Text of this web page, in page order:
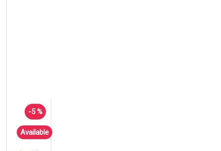
-5 %
Available